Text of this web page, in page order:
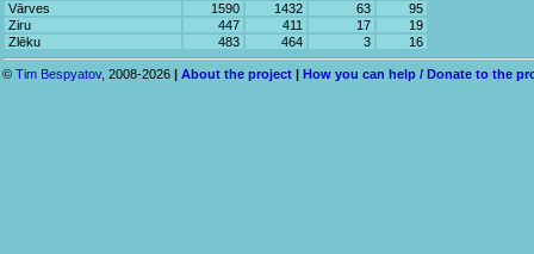
Vārves
1590 1432 63
95
Ziru
447 411 17
19
Zlēku
483 464 3 16
© Tim Bespyatov, 2008-2026 | About the project | How you can help / Donate to the